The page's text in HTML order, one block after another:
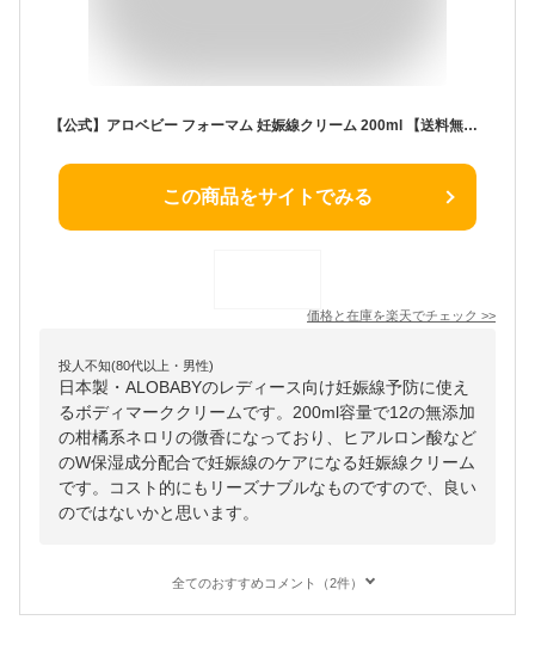
【公式】アロベビー フォーマム 妊娠線クリーム 200ml 【送料無料】肉割れ ボディマーククリーム 妊娠 妊娠線 妊娠線クリーム 妊娠線ケアクリーム ストレッチマーク マタニティ オーガニック 国産 ALOBABY alobaby
この商品をサイトでみる
価格と在庫を楽天でチェック >>
投人不知(80代以上・男性)
日本製・ALOBABYのレディース向け妊娠線予防に使え
るボディマーククリームです。200ml容量で12の無添加
の柑橘系ネロリの微香になっており、ヒアルロン酸など
のW保湿成分配合で妊娠線のケアになる妊娠線クリーム
です。コスト的にもリーズナブルなものですので、良い
のではないかと思います。
全てのおすすめコメント（2件）